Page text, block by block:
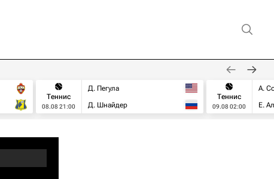
Теннис
08.08 21:00
Д. Пегула
Д. Шнайдер
Теннис
09.08 02:00
А.
Е.